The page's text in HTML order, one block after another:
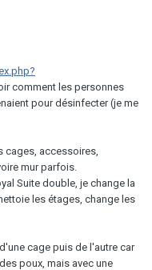
comment les personnes
pour désinfecter (je me
cages, accessoires,
mur parfois.
Suite double, je change la
les étages, change les
cage puis de l'autre car
poux, mais avec une